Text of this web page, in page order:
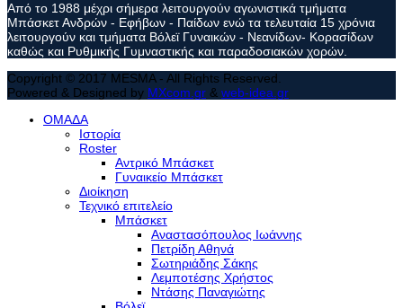
Από το 1988 μέχρι σήμερα λειτουργούν αγωνιστικά τμήματα
Μπάσκετ Ανδρών - Εφήβων - Παίδων ενώ τα τελευταία 15 χρόνια
λειτουργούν και τμήματα Βόλεϊ Γυναικών - Νεανίδων- Κορασίδων
καθώς και Ρυθμικής Γυμναστικής και παραδοσιακών χορών.
Copyright © 2017 MESMA - All Rights Reserved.
Powered & Designed by MXcom.gr & web-idea.gr
ΟΜΑΔΑ
Ιστορία
Roster
Αντρικό Μπάσκετ
Γυναικείο Μπάσκετ
Διοίκηση
Τεχνικό επιτελείο
Μπάσκετ
Αναστασόπουλος Ιωάννης
Πετρίδη Αθηνά
Σωτηριάδης Σάκης
Λεμποτέσης Χρήστος
Ντάσης Παναγιώτης